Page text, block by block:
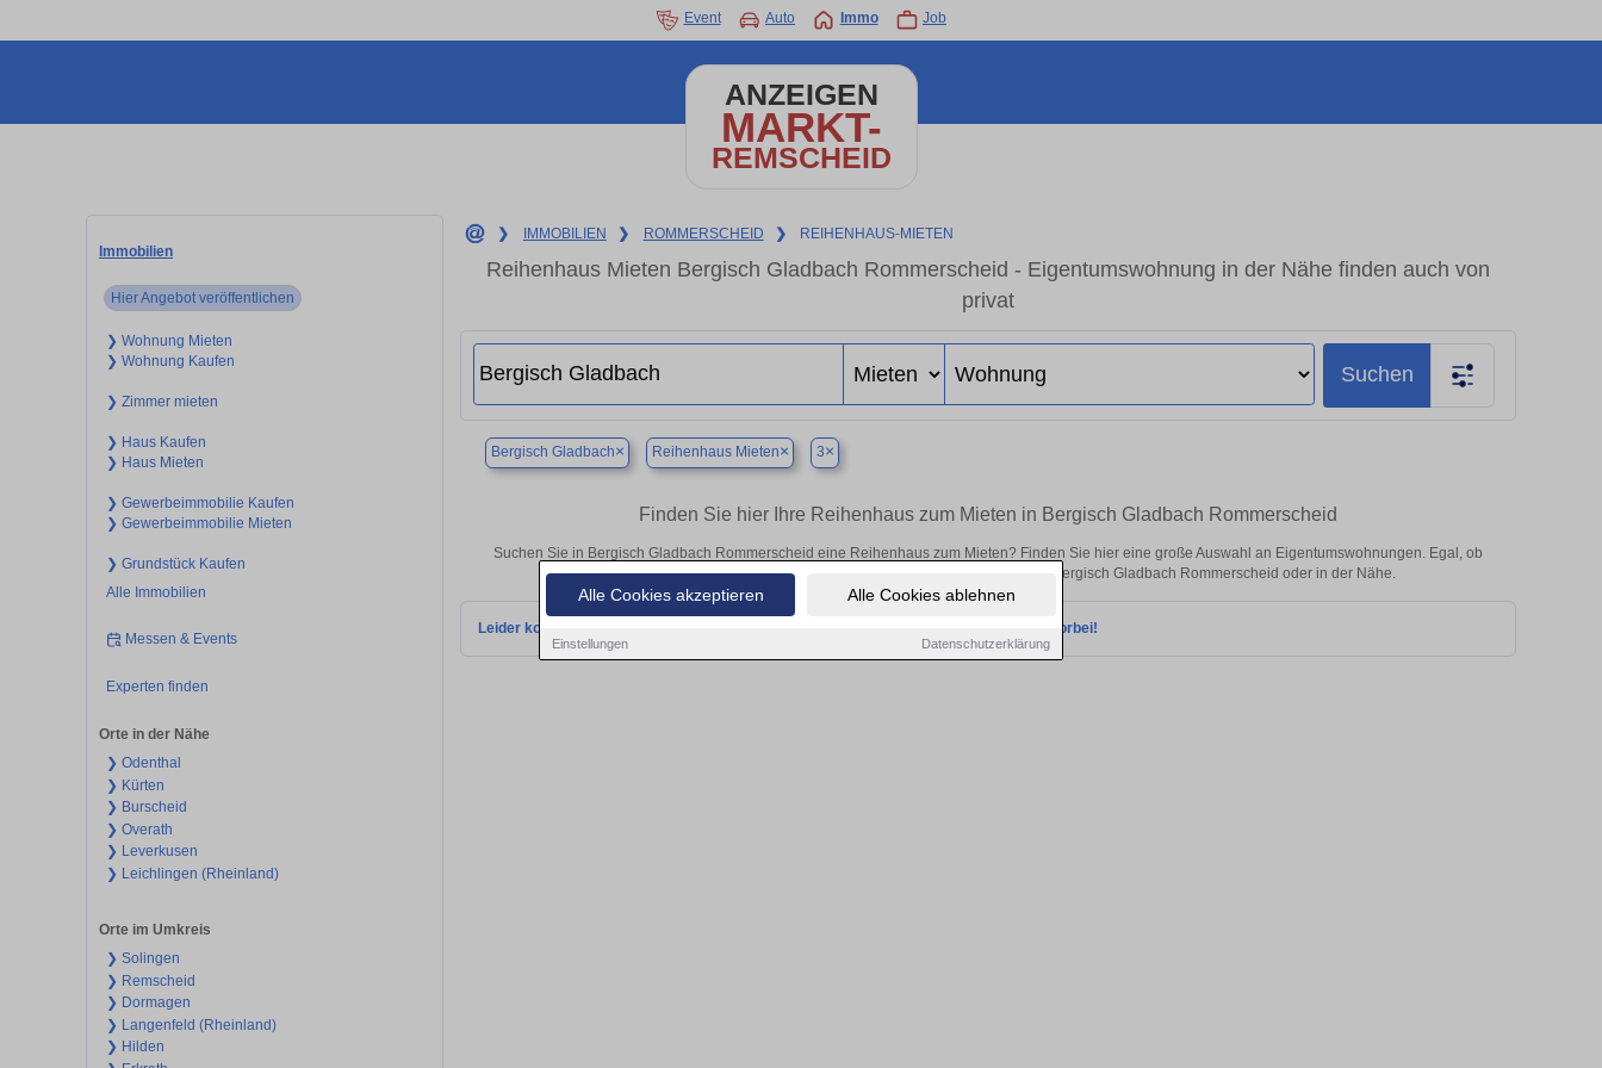
Alle Cookies akzeptieren Alle Cookies ablehnen
Einstellungen Datenschutzerklärung
Event Auto Immo Job
ANZEIGEN
MARKT-
REMSCHEID
Immobilien
Hier Angebot veröffentlichen
❯ Wohnung Mieten
❯ Wohnung Kaufen
❯ Zimmer mieten
❯ Haus Kaufen
❯ Haus Mieten
❯ Gewerbeimmobilie Kaufen
❯ Gewerbeimmobilie Mieten
❯ Grundstück Kaufen
Alle Immobilien
Messen & Events
Experten finden
Orte in der Nähe
❯ Odenthal
❯ Kürten
❯ Burscheid
❯ Overath
❯ Leverkusen
❯ Leichlingen (Rheinland)
Orte im Umkreis
❯ Solingen
❯ Remscheid
❯ Dormagen
❯ Langenfeld (Rheinland)
❯ Hilden
❯ IMMOBILIEN ❯ ROMMERSCHEID ❯ REIHENHAUS-MIETEN
Reihenhaus Mieten Bergisch Gladbach Rommerscheid - Eigentumswohnung in der Nähe finden auch von
privat
Suchen
Bergisch Gladbach× Reihenhaus Mieten× 3×
Finden Sie hier Ihre Reihenhaus zum Mieten in Bergisch Gladbach Rommerscheid
Suchen Sie in Bergisch Gladbach Rommerscheid eine Reihenhaus zum Mieten? Finden Sie hier eine große Auswahl an Eigentumswohnungen. Egal, ob
als Kapitalanlage oder zur Vermietung – hier finden Sie Ihre Immobilie in Bergisch Gladbach Rommerscheid oder in der Nähe.
Leider konnten wir derzeit keine passenden Objekte finden. Schauen Sie bald wieder vorbei!